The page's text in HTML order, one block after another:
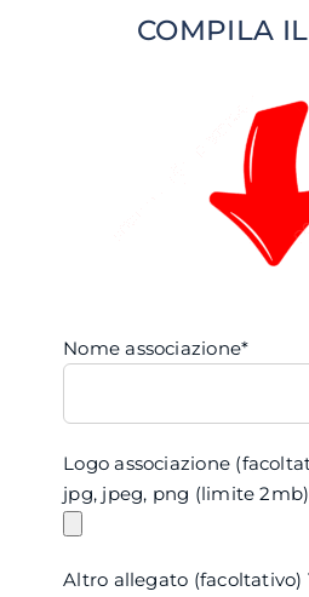
COMPILA
Nome associazione*
Logo associazione
jpg, jpeg, png (limite 2mb)
Altro allegato (facoltativo)